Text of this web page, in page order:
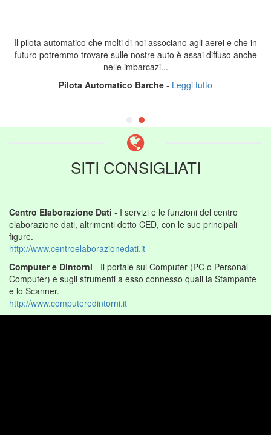
Il pilota automatico che molti di noi associano agli aerei e che in
futuro potremmo trovare sulle nostre auto è assai diffuso anche
nelle imbarcazi...
Pilota Automatico Barche - Leggi tutto
SITI CONSIGLIATI
Centro Elaborazione Dati - I servizi e le funzioni del centro
elaborazione dati, altrimenti detto CED, con le sue principali
figure.
http://www.centroelaborazionedati.it
Computer e Dintorni - Il portale sul Computer (PC o Personal
Computer) e sugli strumenti a esso connesso quali la Stampante
e lo Scanner.
http://www.computeredintorni.it